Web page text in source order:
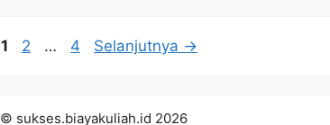
Halaman
1 Halaman
2 … Halaman
4 Selanjutnya →
© sukses.biayakuliah.id 2026